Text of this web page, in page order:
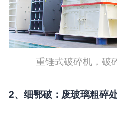
重锤式破碎机，破
2、细鄂破：废玻璃粗碎